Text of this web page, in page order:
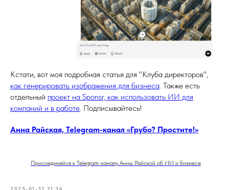
Кстати, вот моя подробная статья для "Клуба директоров",
как генерировать изображения для бизнеса. Также есть
отдельный проект на Sponsr, как использовать ИИ для
компаний и в работе. Подписывайтесь!
Анна Райская, Telegram-канал «Грубо? Простите!»
Присоединяйся к Telegram-каналу Анны Райской об ИИ и бизнесе
2025-01-31 21:36